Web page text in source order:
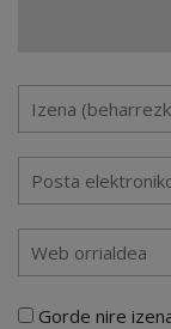
Gorde nire